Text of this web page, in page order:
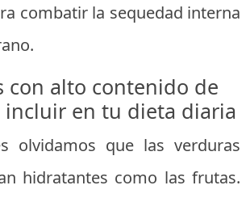
combatir la sequedad interna
con alto contenido de
incluir en tu dieta diaria
olvidamos que las verduras
hidratantes como las frutas.